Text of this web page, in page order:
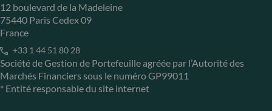
12 boulevard de la Madeleine
75440 Paris Cedex 09
France
+33 1 44 51 80 28
Société de Gestion de Portefeuille agréée par l’Autorité des
Marchés Financiers sous le numéro GP99011
* Entité responsable du site internet